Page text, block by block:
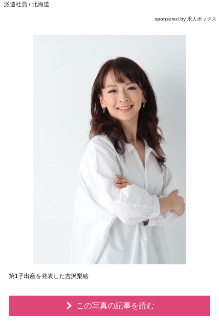
派遣社員 / 北海道
sponsored by 求人ボックス
第1子出産を発表した吉沢梨絵
この写真の記事を読む